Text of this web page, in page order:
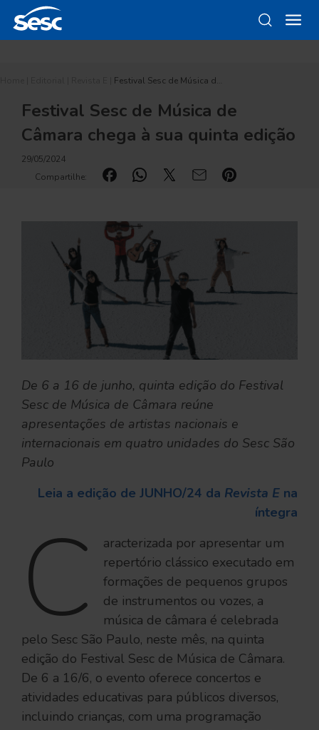
Festival Sesc de Música d…
Festival Sesc de Música de
Câmara chega à sua quinta edição
29/05/2024
Compartilhe:
De 6 a 16 de junho, quinta edição do Festival
Sesc de Música de Câmara reúne
apresentações de artistas nacionais e
internacionais em quatro unidades do Sesc São
Paulo
Leia a edição de JUNHO/24 da Revista E na
íntegra
C
aracterizada por apresentar um
repertório clássico executado em
formações de pequenos grupos
de instrumentos ou vozes, a
música de câmara é celebrada
pelo Sesc São Paulo, neste mês, na quinta
edição do Festival Sesc de Música de Câmara.
De 6 a 16/6, o evento oferece concertos e
atividades educativas para públicos diversos,
incluindo crianças, com uma programação